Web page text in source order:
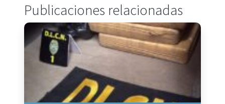
Publicaciones relacionadas